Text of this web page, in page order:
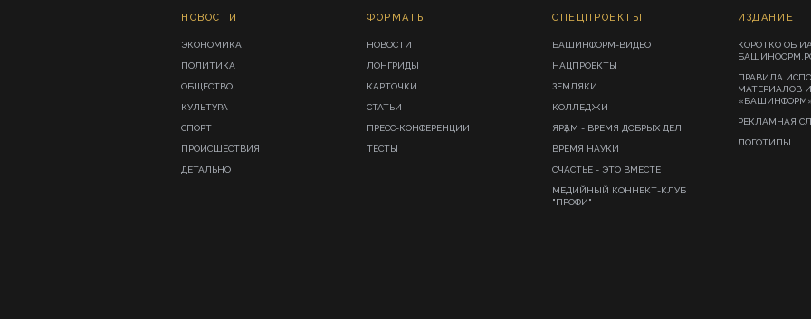
НОВОСТИ
ЭКОНОМИКА
ПОЛИТИКА
ОБЩЕСТВО
КУЛЬТУРА
СПОРТ
ПРОИСШЕСТВИЯ
ДЕТАЛЬНО
ФОРМАТЫ
НОВОСТИ
ЛОНГРИДЫ
КАРТОЧКИ
СТАТЬИ
ПРЕСС-КОНФЕРЕНЦИИ
ТЕСТЫ
СПЕЦПРОЕКТЫ
БАШИНФОРМ-ВИДЕО
НАЦПРОЕКТЫ
ЗЕМЛЯКИ
КОЛЛЕДЖИ
ЯРҘАМ - ВРЕМЯ ДОБРЫХ ДЕЛ
ВРЕМЯ НАУКИ
СЧАСТЬЕ - ЭТО ВМЕСТЕ
МЕДИЙНЫЙ КОННЕКТ-КЛУБ
"ПРОФИ"
ИЗДАНИЕ
КОРОТКО ОБ ИА
ПРАВИЛА
МАТЕРИАЛОВ
РЕКЛАМНАЯ
ЛОГОТИПЫ